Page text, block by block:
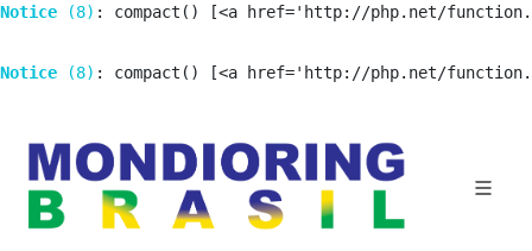
Notice (8) : compact() [<a href='http://php.net/
Notice (8) : compact() [<a href='http://php.net/